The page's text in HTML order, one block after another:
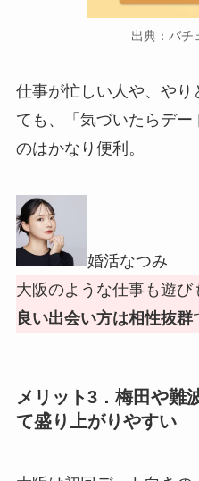
出典：バチ
仕事が忙しい人や、やり
ても、「気づいたらデー
のはかなり便利。
婚活なつみ
大阪のような仕事も遊び
良い出会い方は相性抜群
メリット3．梅田や難
て盛り上がりやすい